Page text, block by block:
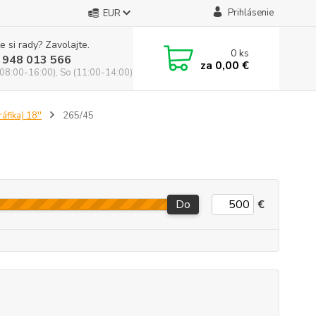
EUR Prihlásenie
si rady? Zavolajte.
013 566
16:00), So (11:00-14:00)
0ks
za 0,00 €
18'' 265/45
Do €